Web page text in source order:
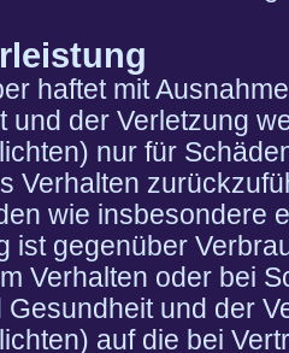
haftet mit
und der Verletzung
nur für
Verhalten
wie insbesondere
ist gegenüber
Verhalten oder bei
Gesundheit und der
auf die bei